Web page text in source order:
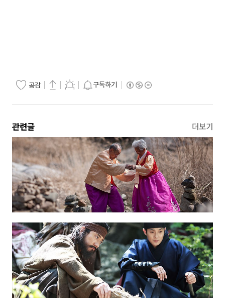
공감 구독하기
관련글 더보기